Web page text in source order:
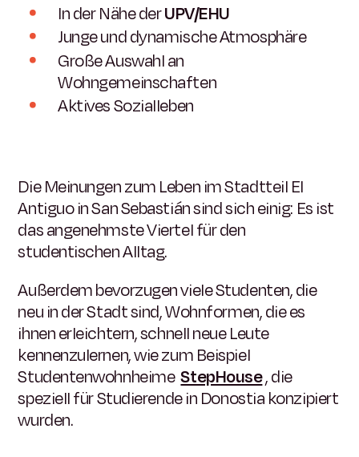
In der Nähe derUPV/EHU
Junge und dynamische Atmosphäre
Große Auswahl an
Wohngemeinschaften
Aktives Sozialleben
Die Meinungen zum Leben im Stadtteil El
Antiguo in San Sebastián sind sich einig: Es ist
das angenehmste Viertel für den
studentischen Alltag.
Außerdem bevorzugen viele Studenten, die
neu in der Stadt sind, Wohnformen, die es
ihnen erleichtern, schnell neue Leute
kennenzulernen, wie zum Beispiel
StudentenwohnheimeStepHouse, die
speziell für Studierende in Donostia konzipiert
wurden.